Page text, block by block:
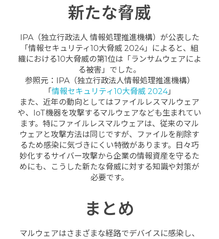
新たな脅威
IPA（独立行政法人 情報処理推進機構）が公表した
「情報セキュリティ10大脅威 2024」によると、組
織における10大脅威の第1位は「ランサムウェアによ
る被害」でした。
参照元：IPA（独立行政法人情報処理推進機構）
「情報セキュリティ10大脅威 2024」
また、近年の動向としてはファイルレスマルウェア
や、IoT機器を攻撃するマルウェアなども生まれてい
ます。特にファイルレスマルウェアは、従来のマル
ウェアと攻撃方法は同じですが、ファイルを削除す
るため感染に気づきにくい特徴があります。日々巧
妙化するサイバー攻撃から企業の情報資産を守るた
めにも、こうした新たな脅威に対する知識や対策が
必要です。
まとめ
マルウェアはさまざまな経路でデバイスに感染し、